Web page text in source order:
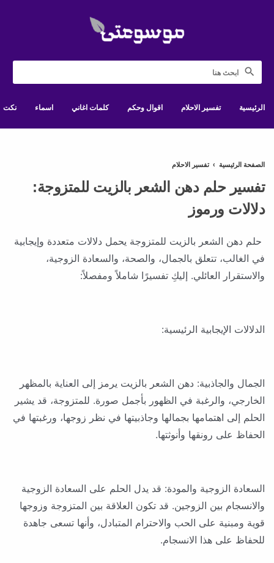
الرئيسية تفسير الاحلام اقوال وحكم كلمات اغاني اسماء نكت
الصفحة الرئيسية ›تفسير الاحلام
تفسير حلم دهن الشعر بالزيت للمتزوجة:
دلالات ورموز
حلم دهن الشعر بالزيت للمتزوجة يحمل دلالات متعددة وإيجابية
في الغالب، تتعلق بالجمال، والصحة، والسعادة الزوجية،
والاستقرار العائلي. إليكِ تفسيرًا شاملاً ومفصلاً:
الدلالات الإيجابية الرئيسية:
الجمال والجاذبية: دهن الشعر بالزيت يرمز إلى العناية بالمظهر
الخارجي، والرغبة في الظهور بأجمل صورة. للمتزوجة، قد يشير
الحلم إلى اهتمامها بجمالها وجاذبيتها في نظر زوجها، ورغبتها في
الحفاظ على رونقها وأنوثتها.
السعادة الزوجية والمودة: قد يدل الحلم على السعادة الزوجية
والانسجام بين الزوجين. قد تكون العلاقة بين المتزوجة وزوجها
قوية ومبنية على الحب والاحترام المتبادل، وأنها تسعى جاهدة
للحفاظ على هذا الانسجام.